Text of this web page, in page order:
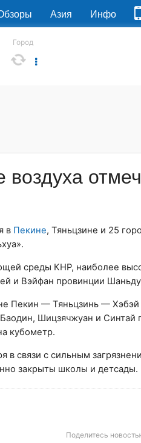
Азия Инфо
Город
в Пекине, Тяньцзине и 25
среды КНР, наиболее
и Вэйфан провинции
Пекин — Тяньцзинь —
Шицзячжуан и
кубометр.
в связи с сильным
закрыты школы и детсады.
Поделитесь